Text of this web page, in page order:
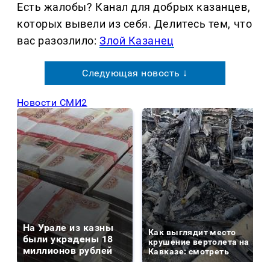
Есть жалобы? Канал для добрых казанцев,
которых вывели из себя. Делитеcь тем, что
вас разозлило:Злой Казанец
Следующая новость ↓
Новости СМИ2
На Урале из казны
были украдены 18
миллионов рублей
Как выглядит место
крушение вертолета на
Кавказе: смотреть